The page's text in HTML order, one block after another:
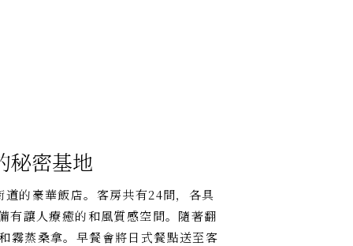
秘密基地
的豪華飯店。客房共有24間，各具
有讓人療癒的和風質感空間。隨著翻
霧蒸桑拿。早餐會將日式餐點送至客